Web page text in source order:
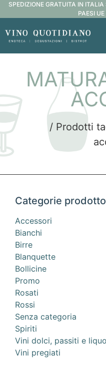
SPEDIZIONE GRATUITA IN
PAESI
/ Prodotti
Categorie prodotto
Accessori
Bianchi
Birre
Blanquette
Bollicine
Promo
Rosati
Rossi
Senza categoria
Spiriti
Vini dolci, passiti e
Vini pregiati